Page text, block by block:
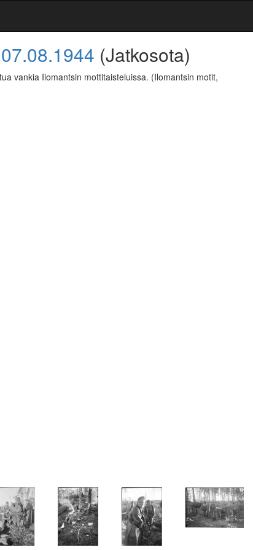
07.08.1944 (Jatkosota)
vankia Ilomantsin mottitaisteluissa. (Ilomantsin motit,